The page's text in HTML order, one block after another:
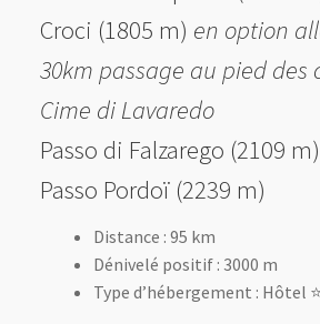
Croci (1805 m) en option
30km passage au pied des
Cime di Lavaredo
Passo di Falzarego (2109 m)
Passo Pordoï (2239 m)
Distance : 95 km
Dénivelé positif : 3000 m
Type d’hébergement : Hôtel